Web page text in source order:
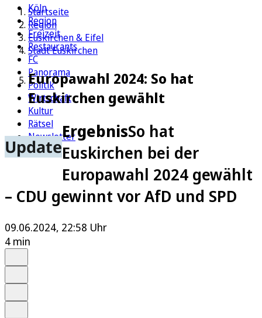
Köln
Region
Freizeit
Restaurants
FC
Panorama
Politik
Wirtschaft
Kultur
Rätsel
Newsletter
E-Paper
Startseite
Region
Euskirchen & Eifel
Stadt Euskirchen
Europawahl 2024: So hat
Euskirchen gewählt
Update
ErgebnisSo hat
Euskirchen bei der
Europawahl 2024 gewählt
– CDU gewinnt vor AfD und SPD
09.06.2024, 22:58 Uhr
4 min